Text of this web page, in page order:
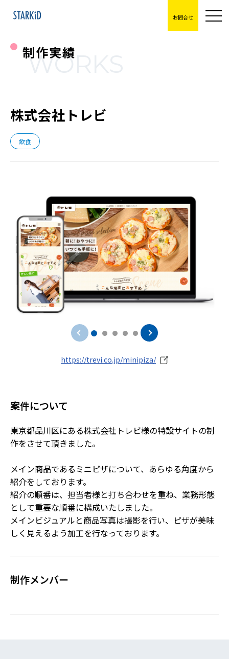
お問合せ
制作実績
WORKS
株式会社トレビ
飲食
https://trevi.co.jp/minipiza/
案件について
東京都品川区にある株式会社トレビ様の特設サイトの制
作をさせて頂きました。
メイン商品であるミニピザについて、あらゆる角度から
紹介をしております。
紹介の順番は、担当者様と打ち合わせを重ね、業務形態
として重要な順番に構成いたしました。
メインビジュアルと商品写真は撮影を行い、ピザが美味
しく見えるよう加工を行なっております。
制作メンバー